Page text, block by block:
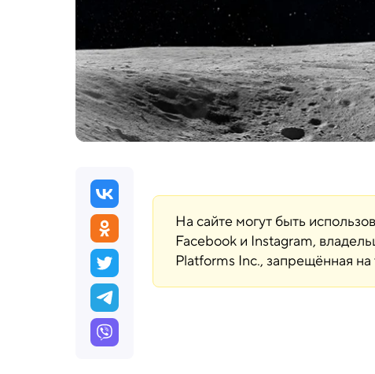
На сайте могут быть
Facebook и Instagram,
Platforms Inc., запрещённая